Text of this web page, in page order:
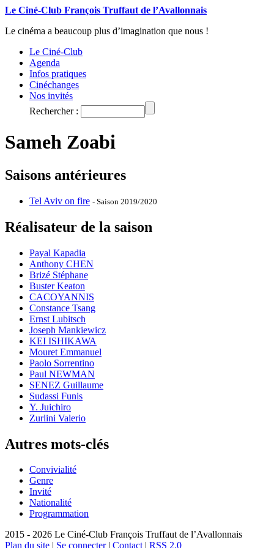
Le Ciné-Club François Truffaut de l’Avallonnais
Le cinéma a beaucoup plus d’imagination que nous !
Le Ciné-Club
Agenda
Infos pratiques
Cinéchanges
Nos invités
Rechercher :
Sameh Zoabi
Saisons antérieures
Tel Aviv on fire - Saison 2019/2020
Réalisateur de la saison
Payal Kapadia
Anthony CHEN
Brizé Stéphane
Buster Keaton
CACOYANNIS
Constance Tsang
Ernst Lubitsch
Joseph Mankiewicz
KEI ISHIKAWA
Mouret Emmanuel
Paolo Sorrentino
Paul NEWMAN
SENEZ Guillaume
Sudassi Funis
Y. Juichiro
Zurlini Valerio
Autres mots-clés
Convivialité
Genre
Invité
Nationalité
Programmation
2015 - 2026 Le Ciné-Club François Truffaut de l’Avallonnais
Plan du site | Se connecter| Contact | RSS 2.0